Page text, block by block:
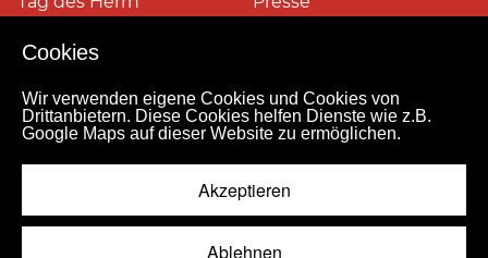
Cookies
Wir verwenden eigene Cookies und Cookies von
Drittanbietern. Diese Cookies helfen Dienste wie z.B.
Google Maps auf dieser Website zu ermöglichen.
Akzeptieren
Ablehnen
Impressum
© 2026